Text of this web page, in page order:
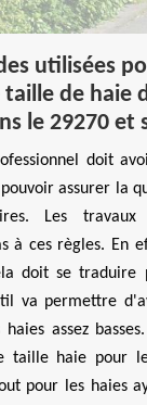
utilisées
de haie
le 29270 et
doit
assurer la
Les
à ces règles. En
doit se traduire
va permettre
assez
taille haie pour
pour les haies